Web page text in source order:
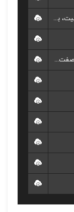
20. روایات درباره امانت - ولایت اهل بیت، بزرگترین امانت
22. روایات درباره صداقت و مقدمات صفت صدق